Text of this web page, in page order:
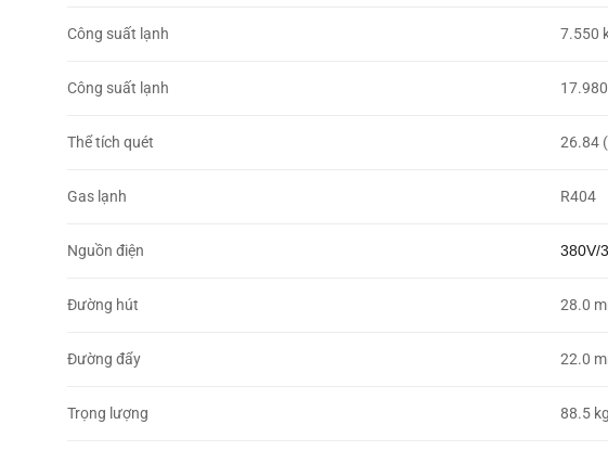
Công suất lạnh 7.550
Công suất lạnh
Thể tích quét 26.84
Gas lạnh R404
Nguồn điện 380V/
Đường hút 28.0
Đường đẩy 22.0
Trọng lượng 88.5 kg